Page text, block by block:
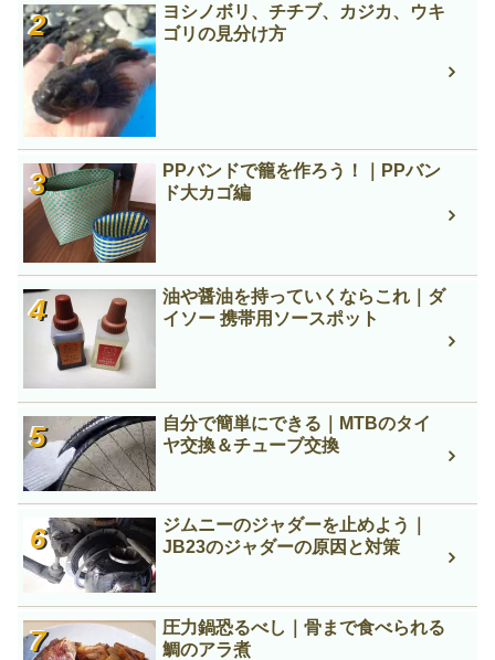
ヨシノボリ、チチブ、カジカ、ウキ
ゴリの見分け方
PPバンドで籠を作ろう！｜PPバン
ド大カゴ編
油や醤油を持っていくならこれ｜ダ
イソー 携帯用ソースポット
自分で簡単にできる｜MTBのタイ
ヤ交換＆チューブ交換
ジムニーのジャダーを止めよう｜
JB23のジャダーの原因と対策
圧力鍋恐るべし｜骨まで食べられる
鯛のアラ煮